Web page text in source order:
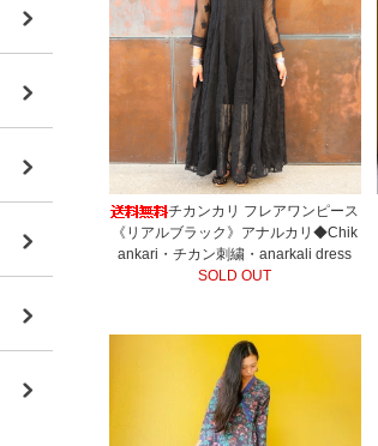
チカンカリ フレアワンピース
《リアルブラック》アナルカリ◆Chik
ankari・チカン刺繍・anarkali dress
SOLD OUT